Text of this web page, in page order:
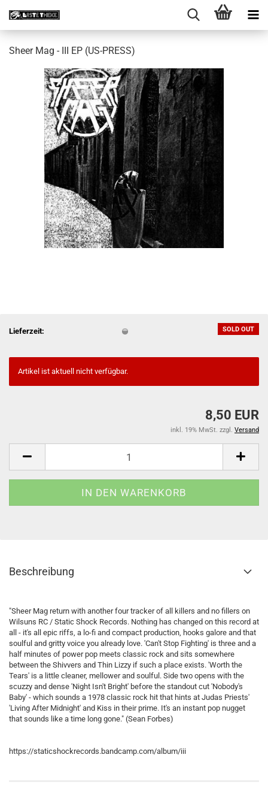
Sheer Mag - III EP (US-PRESS)
SOLD OUT
Lieferzeit:
Artikel ist aktuell nicht verfügbar.
8,50 EUR
inkl. 19% MwSt. zzgl. Versand
Beschreibung
"Sheer Mag return with another four tracker of all killers and no fillers on
Wilsuns RC / Static Shock Records. Nothing has changed on this record at
all - it's all epic riffs, a lo-fi and compact production, hooks galore and that
soulful and gritty voice you already love. 'Can't Stop Fighting' is three and a
half minutes of power pop meets classic rock and sits somewhere
between the Shivvers and Thin Lizzy if such a place exists. 'Worth the
Tears' is a little cleaner, mellower and soulful. Side two opens with the
scuzzy and dense 'Night Isn't Bright' before the standout cut 'Nobody's
Baby' - which sounds a 1978 classic rock hit that hints at Judas Priests'
'Living After Midnight' and Kiss in their prime. It's an instant pop nugget
that sounds like a time long gone." (Sean Forbes)
https://staticshockrecords.bandcamp.com/album/iii